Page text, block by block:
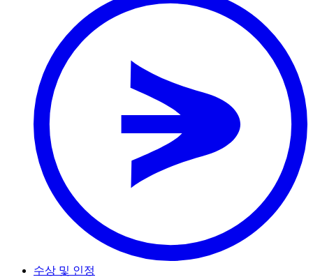
수상 및 인정